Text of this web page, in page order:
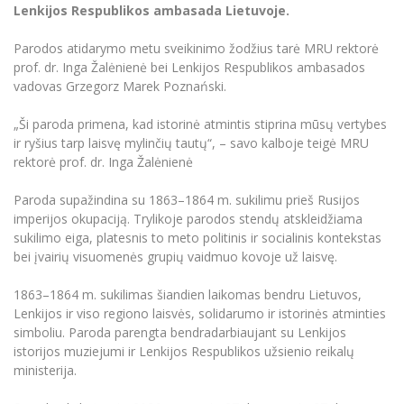
Universiteto teatras
MRU pop vokalinis ansamblis (vadovas Artūras
Novikas)
MRU merginų choras
Neformaliuoju ir (ar) savišvietos būdu įgytų
Studijų organizavimas
Erasmus+ mobilumas praktikoms (SMP)
Kitos galimybės
Partnerystės
Azijos centras
Vilniaus Karaliaus Sedžiongo institutas
Frankofoniškų šalių studijų centras
Emocinė gerovė
Žmogaus, aplinkos ir technologijų (HET)
Doktorantūra
Projektai
Akademinė leidyba
Mokymų LAB
Mokslo naujienos
Akademinė etika
Universiteto simbolika
Naujienos
Tarptautiškumas
Studentams
Studentams
Darbuotojams
Darbuotojams
Partnerystės
Darnus vystymasis
Privatumo politika
Negalia ir individualieji poreikiai
Bakalauro studijos
Magistrantūros studijos
Švietimo ir kultūros vadovų MPA
Teisės LL.M.
Pedagogų rengimas
Doktorantūros studijos
Profesinės bakalauro studijos
Personalo valdymo centras
Privačių interesų deklaravimas
Informacija naujiems darbuotojams
Studijų Moodle (studijų vykdymui)
Lenkijos Respublikos ambasada Lietuvoje.
Parodos atidarymo metu sveikinimo žodžius tarė MRU rektorė
prof. dr. Inga Žalėnienė bei Lenkijos Respublikos ambasados
vadovas Grzegorz Marek Poznański.
„Ši paroda primena, kad istorinė atmintis stiprina mūsų vertybes
ir ryšius tarp laisvę mylinčių tautų“, – savo kalboje teigė MRU
rektorė prof. dr. Inga Žalėnienė
Paroda supažindina su 1863–1864 m. sukilimu prieš Rusijos
imperijos okupaciją. Trylikoje parodos stendų atskleidžiama
sukilimo eiga, platesnis to meto politinis ir socialinis kontekstas
bei įvairių visuomenės grupių vaidmuo kovoje už laisvę.
1863–1864 m. sukilimas šiandien laikomas bendru Lietuvos,
Lenkijos ir viso regiono laisvės, solidarumo ir istorinės atminties
simboliu. Paroda parengta bendradarbiaujant su Lenkijos
istorijos muziejumi ir Lenkijos Respublikos užsienio reikalų
ministerija.